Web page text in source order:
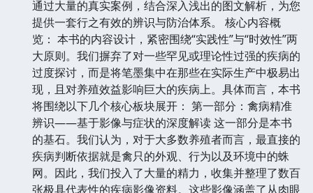
通过大量的真实案例，结合深入浅出的图文解析，为您
提供一套行之有效的辨识与防治体系。 核心内容概
览： 本书的内容设计，紧密围绕“实践性”与“时效性”两
大原则。我们摒弃了对一些罕见或理论性过强的疾病的
过度探讨，而是将笔墨集中在那些在实际生产中极易出
现，且对养殖效益影响巨大的疾病上。具体而言，本书
将围绕以下几个核心板块展开： 第一部分：禽病精准
辨识——基于影像与症状的深度解读 这一部分是本书
的基石。我们认为，对于大多数养殖者而言，最直接的
疾病判断依据就是禽只的外观、行为以及环境中的蛛
网。因此，我们投入了大量的精力，收集并整理了数百
张极具代表性的疾病影像资料。这些影像涵盖了从肉眼